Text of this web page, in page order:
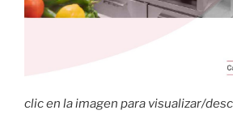
clic en la imagen para visualizar/